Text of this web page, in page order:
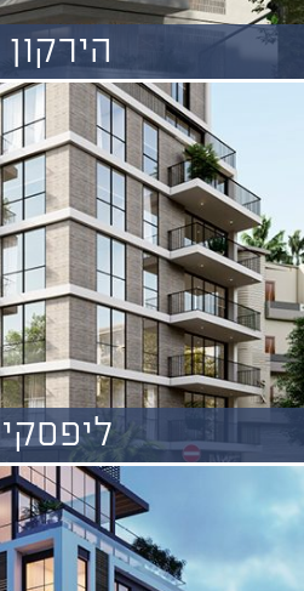
הירקון 56
ליפסקי 13